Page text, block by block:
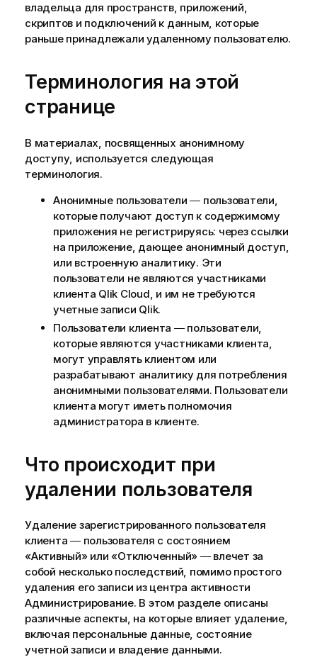
владельца для пространств, приложений,
скриптов и подключений к данным, которые
раньше принадлежали удаленному пользователю.
Терминология на этой
странице
В материалах, посвященных анонимному
доступу, используется следующая
терминология.
Анонимные пользователи ― пользователи,
которые получают доступ к содержимому
приложения не регистрируясь: через ссылки
на приложение, дающее анонимный доступ,
или встроенную аналитику. Эти
пользователи не являются участниками
клиента Qlik Cloud , и им не требуются
учетные записи Qlik.
Пользователи клиента ― пользователи,
которые являются участниками клиента,
могут управлять клиентом или
разрабатывают аналитику для потребления
анонимными пользователями. Пользователи
клиента могут иметь полномочия
администратора в клиенте.
Что происходит при
удалении пользователя
Удаление зарегистрированного пользователя
клиента ― пользователя с состоянием
«Активный» или «Отключенный» ― влечет за
собой несколько последствий, помимо простого
удаления его записи из центра активности
Администрирование. В этом разделе описаны
различные аспекты, на которые влияет удаление,
включая персональные данные, состояние
учетной записи и владение данными.